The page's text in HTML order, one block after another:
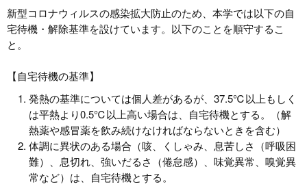
新型コロナウィルスの感染拡大防止のため、本学では以下の自
宅待機・解除基準を設けています。以下のことを順守するこ
と。
【自宅待機の基準】
発熱の基準については個人差があるが、37.5℃以上もしく
は平熱より0.5℃以上高い場合は、自宅待機とする。（解
熱薬や感冒薬を飲み続けなければならないときを含む）
体調に異状のある場合（咳、くしゃみ、息苦しさ（呼吸困
難）、息切れ、強いだるさ（倦怠感）、味覚異常、嗅覚異
常など）は、自宅待機とする。